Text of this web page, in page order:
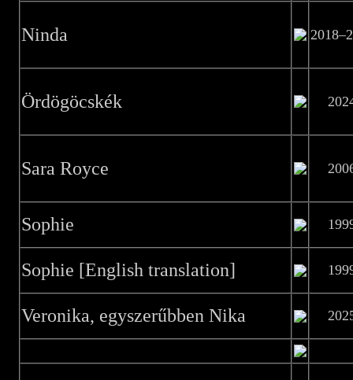
Ninda
Ördögöcskék
Sara Royce
Sophie
Sophie [English translation]
Veronika, egyszerűbben Nika